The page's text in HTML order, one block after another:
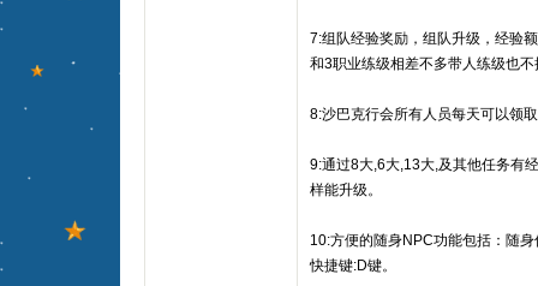
7:组队经验奖励，组队升级，经验
和3职业练级相差不多带人练级也不
8:沙巴克行会所有人员每天可以领
9:通过8大,6大,13大,及其他任务有
样能升级。
10:方便的随身NPC功能包括：随
快捷键:D键。